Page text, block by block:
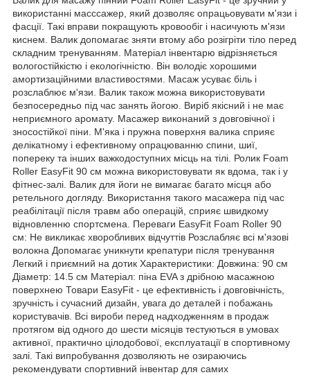
використанні масссажер, який дозволяє опрацьовувати м'язи і
фасції. Такі вправи покращують кровообіг і насичують м'язи
киснем. Валик допомагає зняти втому або розігріти тіло перед
складним тренуванням. Матеріал інвентарю відрізняється
вологостійкістю і екологічністю. Він володіє хорошими
амортизаційними властивостями. Масаж усуває біль і
розслаблює м'язи. Валик також можна використовувати
безпосередньо під час занять йогою. Виріб якісний і не має
неприємного аромату. Масажер виконаний з довговічної і
зносостійкої піни. М'яка і пружна поверхня валика сприяє
делікатному і ефективному опрацюванню спини, шиї,
попереку та інших важкодоступних місць на тілі. Ролик Foam
Roller EasyFit 90 см можна використовувати як вдома, так і у
фітнес-залі. Валик для йоги не вимагає багато місця або
ретельного догляду. Використання такого масажера під час
реабілітації після травм або операцій, сприяє швидкому
відновленню спортсмена. Переваги EasyFit Foam Roller 90
см: Не викликає хворобливих відчуттів Розслабляє всі м'язові
волокна Допомагає уникнути крепатури після тренування
Легкий і приємний на дотик Характеристики: Довжина: 90 см
Діаметр: 14.5 см Матеріал: піна EVA з дрібною масажною
поверхнею Товари EasyFit - це ефективність і довговічність,
зручність і сучасний дизайн, увага до деталей і побажань
користувачів. Всі вироби перед надходженням в продаж
протягом від одного до шести місяців тестуються в умовах
активної, практично цілодобової, експлуатації в спортивному
залі. Такі випробування дозволяють не озираючись
рекомендувати спортивний інвентар для самих